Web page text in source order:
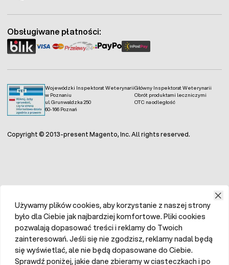
Wojewódzki Inspektorat Weterynarii
w Poznaniu
ul. Grunwaldzka 250
60-166 Poznań
Główny Inspektorat Weterynarii
Obrót produktami leczniczymi
OTC na odległość
Obsługiwane płatności:
Copyright © 2013-present Magento, Inc. All rights reserved.
Używamy plików cookies, aby korzystanie z naszej strony
było dla Ciebie jak najbardziej komfortowe. Pliki cookies
pozwalają dopasować treści i reklamy do Twoich
zainteresowań. Jeśli się nie zgodzisz, reklamy nadal będą
się wyświetlać, ale nie będą dopasowane do Ciebie.
Sprawdź poniżej, jakie dane zbieramy w ciasteczkach i po